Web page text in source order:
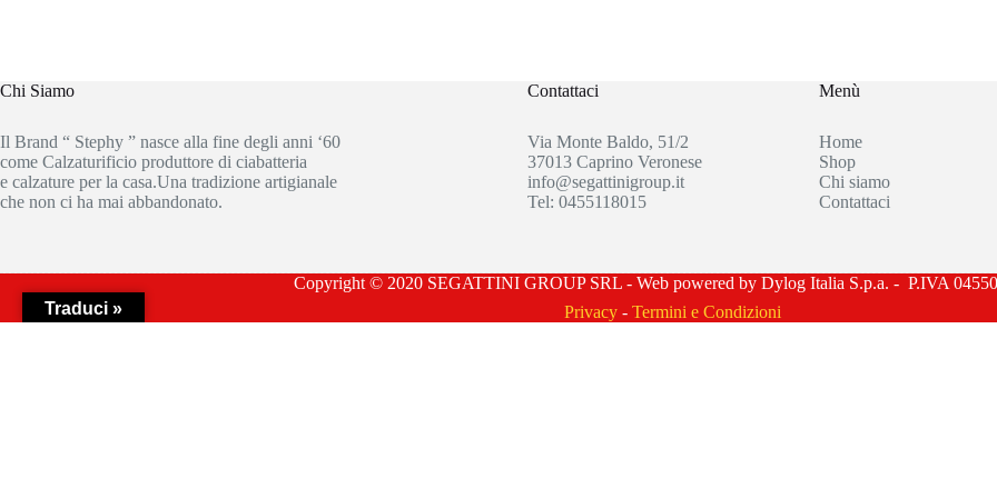
Chi Siamo
Il Brand “ Stephy ” nasce alla fine degli anni ‘60
come Calzaturificio produttore di ciabatteria
e calzature per la casa.Una tradizione artigianale
che non ci ha mai abbandonato.
Contattaci
Via Monte Baldo, 51/2
37013 Caprino Veronese
info@segattinigroup.it
Tel: 0455118015
Menù
Home
Shop
Chi siamo
Contattaci
Copyright © 2020 SEGATTINI GROUP SRL - Web powered by Dylog Italia S.p.a. - P.IVA
Privacy -Termini e Condizioni
Traduci »